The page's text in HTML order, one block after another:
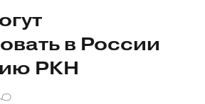
в России
РКН